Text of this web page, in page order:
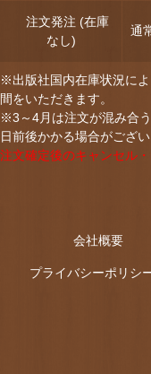
注文発注 (在庫
なし)
通
※出版社国内在庫状況に
間をいただきます。
※3～4月は注文が混み合
日前後かかる場合がござい
注文確定後のキャンセル
会社概要
プライバシーポリシ